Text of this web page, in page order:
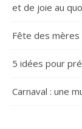
et de joie au
Fête des mères
5 idées pour
Carnaval : une